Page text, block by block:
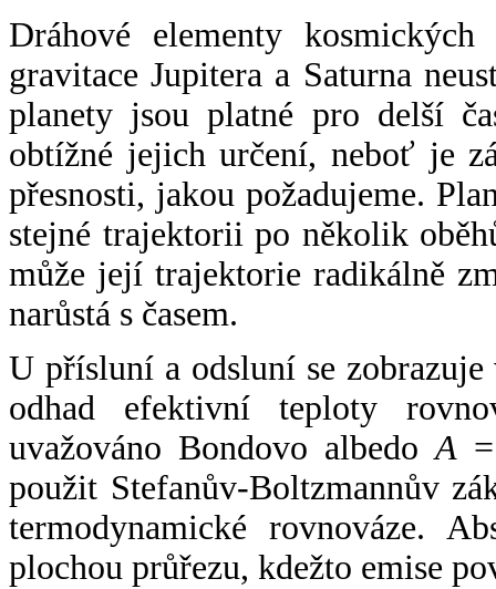
Dráhové elementy
gravitace Jupitera a Saturna
planety jsou platné pro delší
obtížné jejich určení, neboť je
přesnosti, jakou požadujeme.
stejné trajektorii po několik
může její trajektorie radikálně
narůstá s časem.
U přísluní a odsluní se
odhad efektivní teploty
uvažováno Bondovo albedoA
použit Stefanův-Boltzmannův
termodynamické rovnováze.
plochou průřezu, kdežto emise